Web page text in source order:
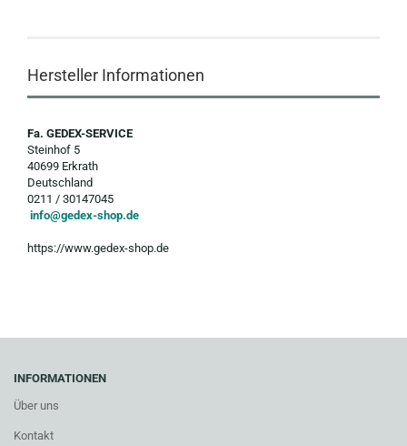
Hersteller Informationen
Fa. GEDEX-SERVICE
Steinhof 5
40699 Erkrath
Deutschland
0211 / 30147045
info@gedex-shop.de
https://www.gedex-shop.de
INFORMATIONEN
Über uns
Kontakt